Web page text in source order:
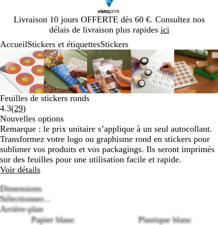
Livraison 10 jours OFFERTE dès 60 €. Consultez nos
délais de livraison plus rapides ici
Diapositive
1
AccueilStickers et étiquettesStickers
Image
zoomable
Zoom
au
minimum
Cliquez
pour
développer
Utilisez
les
touches
plus
et
moins
pour
zoomer
et
les
touches
fléchées
pour
faire
défiler
Image
zoomable
Zoom
au
minimum
Cliquez
pour
développer
Utilisez
les
touches
plus
et
zoomer
et
les
touches
zoomable
au
minimum
Cliquez
pour
développer
Utilisez
les
touches
plus
et
zoomer
et
les
touches
Image
zoomable
Zoom
au
minimum
Cliquez
pour
développer
Utilisez
les
touches
plus
et
zoomer
et
les
touches
fléchées
Image
Zoom
au
pour
les
plus
et
et
les
Diapositive
1
sur
Feuilles de stickers ronds
4.3(29Lire
les
29
avis
)
Nouvelles options
Remarque : le prix unitaire s’applique à un seul autocollant.
Transformez votre logo ou graphisme rond en stickers pour
sublimer vos produits et vos packagings. Ils seront imprimés
sur des feuilles pour une utilisation facile et rapide.
Voir détails
Dimensions
Sélectionner...
Arrière-plan
Papier blanc
Plastique blanc